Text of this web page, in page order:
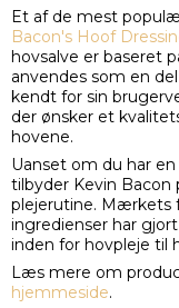
Et af de mest
Bacon's Hoof
hovsalve er baseret
anvendes som en
kendt for sin
der ønsker et
hovene.
Uanset om du har
tilbyder Kevin Bacon
plejerutine. Mærkets
ingredienser har
inden for hovpleje til
Læs mere om
hjemmeside⁠.